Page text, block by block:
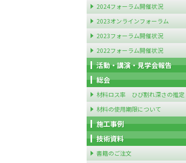
2024フォーラム開催状況
2023オンラインフォーラム
2023フォーラム開催状況
2022フォーラム開催状況
活動・講演・見学会報告
総会
材料ロス率 ひび割れ深さの推定
材料の使用期限について
施工事例
技術資料
書籍のご注文